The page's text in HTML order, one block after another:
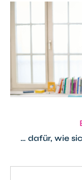
… dafür, wie